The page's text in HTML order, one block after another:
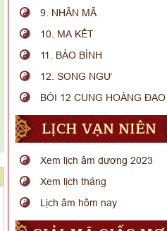
9. NHÂN MÃ
10. MA KẾT
11. BẢO BÌNH
12. SONG NGƯ
BÓI 12 CUNG HOÀNG ĐẠO
LỊCH VẠN NIÊN
Xem lịch âm dương 2023
Xem lịch tháng
Lịch âm hôm nay